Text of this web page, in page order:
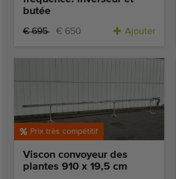
butée
€ 695 € 650 Ajouter
Prix très compétitif
Viscon convoyeur des
plantes 910 x 19,5 cm